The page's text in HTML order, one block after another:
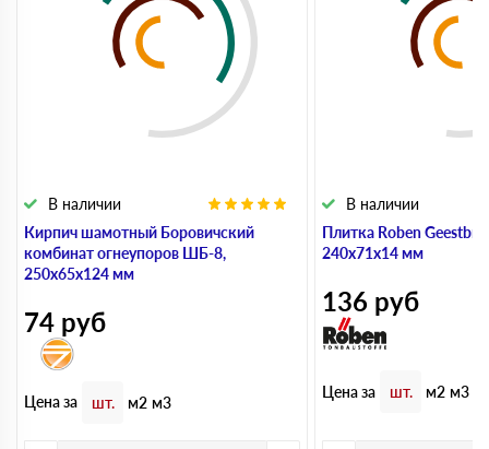
Кирпич шамотный Боровичский
комбинат огнеупоров ШБ-8,
250х65х124 мм
В наличии
74 руб
Цена за шт. м2 м3
Плитка Roben
240х71х14 мм
В наличии
136 руб
Цена за шт. м2 м3